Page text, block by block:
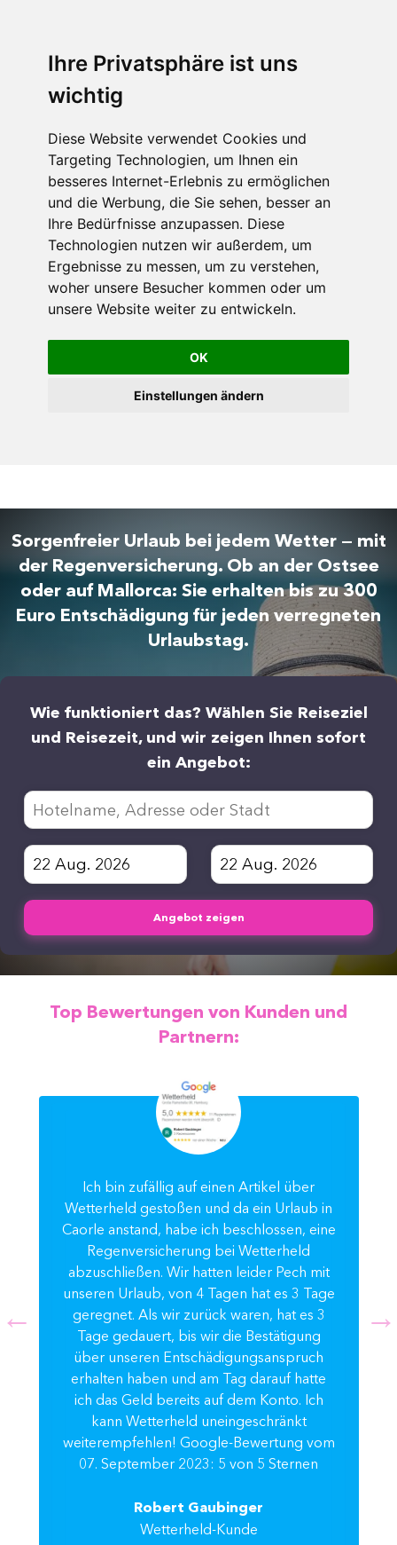
Ihre Privatsphäre ist uns
wichtig
Diese Website verwendet Cookies und
Targeting Technologien, um Ihnen ein
besseres Internet-Erlebnis zu ermöglichen
und die Werbung, die Sie sehen, besser an
Ihre Bedürfnisse anzupassen. Diese
Technologien nutzen wir außerdem, um
Ergebnisse zu messen, um zu verstehen,
woher unsere Besucher kommen oder um
unsere Website weiter zu entwickeln.
OK
Einstellungen ändern
Sorgenfreier Urlaub bei jedem Wetter — mit
der Regenversicherung. Ob an der Ostsee
oder auf Mallorca: Sie erhalten bis zu 300
Euro Entschädigung für jeden verregneten
Urlaubstag.
Wie funktioniert das? Wählen Sie Reiseziel
und Reisezeit, und wir zeigen Ihnen sofort
ein Angebot:
Angebot zeigen
Top Bewertungen von Kunden und
Partnern:
Ich bin zufällig auf einen Artikel über
Wetterheld gestoßen und da ein Urlaub in
Caorle anstand, habe ich beschlossen, eine
Regenversicherung bei Wetterheld
abzuschließen. Wir hatten leider Pech mit
unseren Urlaub, von 4 Tagen hat es 3 Tage
geregnet. Als wir zurück waren, hat es 3
Tage gedauert, bis wir die Bestätigung
über unseren Entschädigungsanspruch
erhalten haben und am Tag darauf hatte
ich das Geld bereits auf dem Konto. Ich
kann Wetterheld uneingeschränkt
weiterempfehlen! Google-Bewertung vom
07. September 2023: 5 von 5 Sternen
Robert Gaubinger
Wetterheld-Kunde